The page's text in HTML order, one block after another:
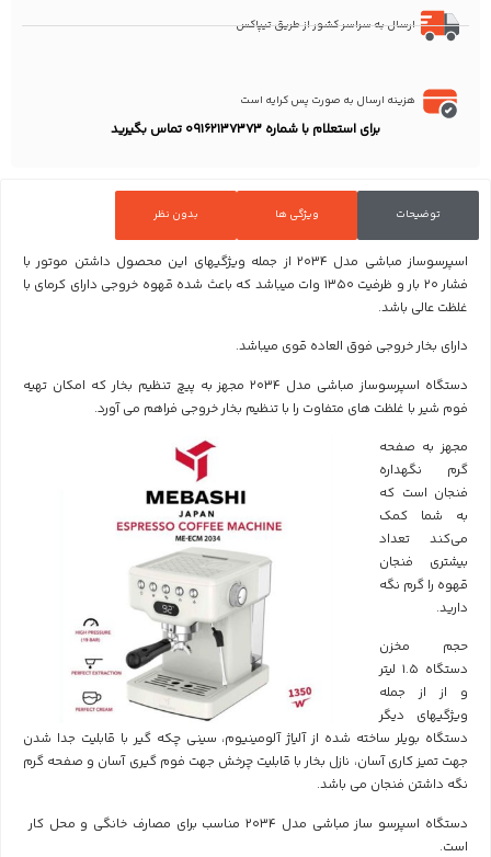
ارسال به سراسر کشور از طریق تیپاکس
هزینه ارسال به صورت پس کرایه است
برای استعلام با شماره 09162137373 تماس بگیرید
توضیحات ویژگی ها بدون نظر
اسپرسوساز مباشی مدل 2034
از جمله ویژگیهای این محصول داشتن موتور با
فشار 20 بار و ظرفیت 1350 وات میباشد که باعث شده قهوه خروجی دارای کرمای با
غلظت عالی باشد.
دارای بخار خروجی فوق العاده قوی میباشد.
دستگاه اسپرسوساز مباشی مدل 2034 مجهز به پیچ تنظیم بخار
که امکان تهیه
فوم شیر با غلظت های متفاوت را با تنظیم بخار خروجی فراهم می آورد.
مجهز به صفحه
گرم نگهداره
فنجان است که
به شما کمک
می‌کند تعداد
بیشتری فنجان
قهوه را گرم نگه
دارید.
حجم مخزن
دستگاه 1.5 لیتر
و از از جمله
ویژگیهای دیگر
دستگاه بویلر ساخته شده از آلیاژ آلومینیوم، سینی چکه گیر با قابلیت جدا شدن
جهت تمیز کاری آسان، نازل بخار با قابلیت چرخش جهت فوم گیری آسان و صفحه گرم
نگه داشتن فنجان می باشد.
دستگاه اسپرسو ساز مباشی مدل 2034 مناسب برای مصارف خانگی و محل کار
است.